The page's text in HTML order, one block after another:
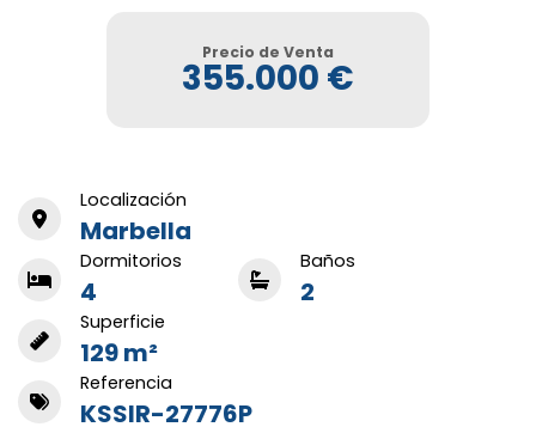
Precio de Venta
355.000 €
Localización
Marbella
Dormitorios
4
Baños
2
Superficie
129 m²
Referencia
KSSIR-27776P